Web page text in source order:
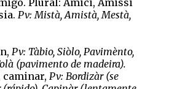
Plural: Amici, Amissi
Pv: Mistà, Amistà, Mestà,
Pv: Tàbio, Siòlo, Pavimènto,
(pavimento de madeira).
caminar, Pv: Bordizàr (se